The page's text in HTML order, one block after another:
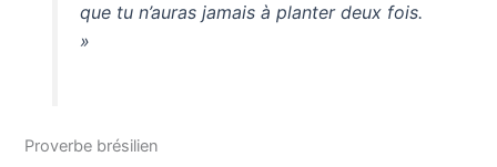
que tu n’auras jamais à planter deux fois.
»
Proverbe brésilien